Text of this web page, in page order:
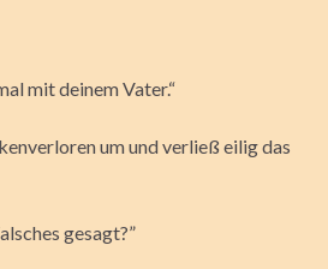
mit deinem Vater.“
um und verließ eilig das
gesagt?”